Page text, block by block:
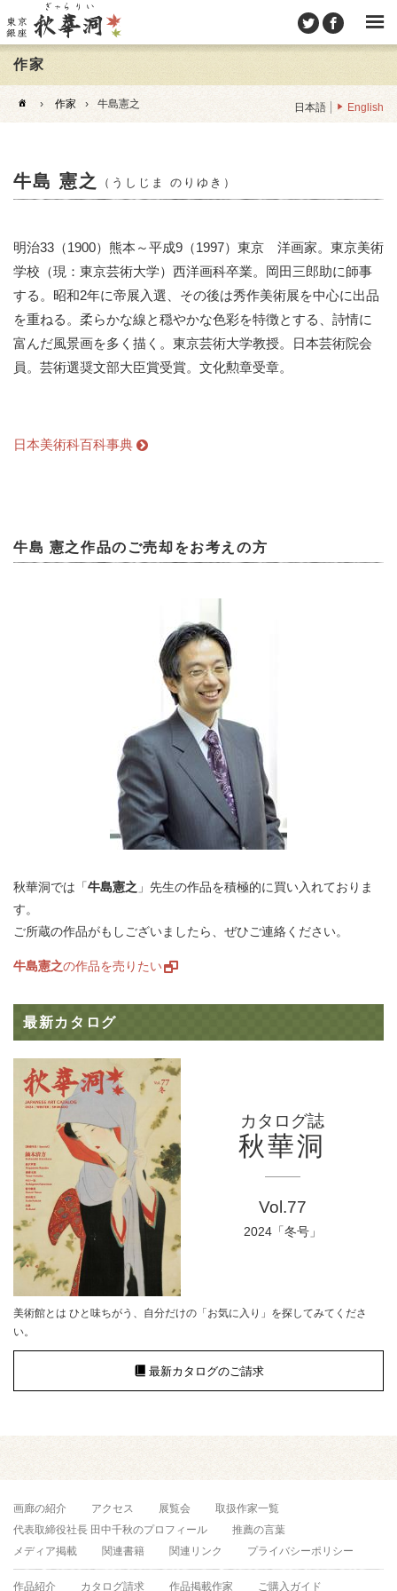
作家
› 作家 › 牛島憲之 日本語 English
牛島 憲之 （うしじま のりゆき）
明治33（1900）熊本～平成9（1997）東京 洋画家。東京美術
学校（現：東京芸術大学）西洋画科卒業。岡田三郎助に師事
する。昭和2年に帝展入選、その後は秀作美術展を中心に出品
を重ねる。柔らかな線と穏やかな色彩を特徴とする、詩情に
富んだ風景画を多く描く。東京芸術大学教授。日本芸術院会
員。芸術選奨文部大臣賞受賞。文化勲章受章。
日本美術科百科事典
牛島 憲之作品のご売却をお考えの方
秋華洞では「牛島憲之 」先生の作品を積極的に買い入れておりま
す。
ご所蔵の作品がもしございましたら、ぜひご連絡ください。
牛島憲之の作品を売りたい
最新カタログ
カタログ誌
秋華洞
Vol.77
2024「冬号」
美術館とは ひと味ちがう、自分だけの「お気に入り」を探してみてくださ
い。
最新カタログのご請求
画廊の紹介 アクセス 展覧会
取扱作家一覧
代表取締役社長 田中千秋のプロフィール
推薦の言葉
メディア掲載
関連書籍 関連リンク プライバシーポリシー
作品紹介 カタログ請求 作品掲載作家 ご購入ガイド